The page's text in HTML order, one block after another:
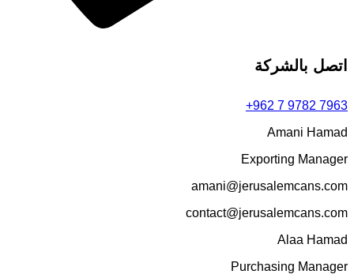
اتصل بالشركة
+962 7 9782 7963
Amani Hamad
Exporting Manager
amani@jerusalemcans.com
contact@jerusalemcans.com
Alaa Hamad
Purchasing Manager